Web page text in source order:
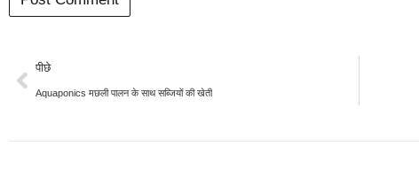
पीछे
Aquaponics मछली पालन के साथ सब्जियों की खेती